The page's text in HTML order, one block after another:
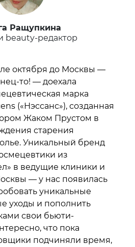
Ращупкина
beauty-редактор
октября до Москвы —
то! — доехала
марка
(«Нэссанс»), созданная
Жаком Прустом в
старения
Уникальный бренд
из
в ведущие клиники и
— у нас появилась
уникальные
уходы и пополнить
свои бьюти-
что пока
подчиняли время,